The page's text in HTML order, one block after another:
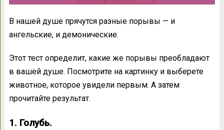
В нашей душе прячутся разные порывы — и
ангельские, и демонические.
Этот тест определит, какие же порывы преобладают
в вашей душе. Посмотрите на картинку и выберете
животное, которое увидели первым. А затем
прочитайте результат.
1. Голубь.